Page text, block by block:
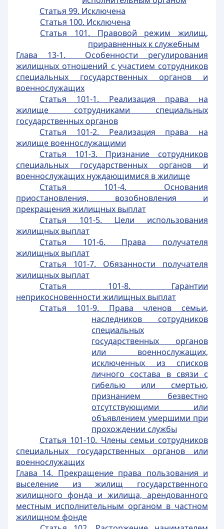
Статья 99. Исключена
Статья 100. Исключена
Статья 101. Правовой режим жилищ,
приравненных к служебным
Глава 13-1. Особенности регулирования
жилищных отношений с участием сотрудников
специальных государственных органов и
военнослужащих
Статья 101-1. Реализация права на
жилище сотрудниками специальных
государственных органов
Статья 101-2. Реализация права на
жилище военнослужащими
Статья 101-3. Признание сотрудников
специальных государственных органов и
военнослужащих нуждающимися в жилище
Статья 101-4. Основания
приостановления, возобновления и
прекращения жилищных выплат
Статья 101-5. Цели использования
жилищных выплат
Статья 101-6. Права получателя
жилищных выплат
Статья 101-7. Обязанности получателя
жилищных выплат
Статья 101-8. Гарантии
неприкосновенности жилищных выплат
Статья 101-9. Права членов семьи,
наследников сотрудников
специальных
государственных органов
или военнослужащих,
исключенных из списков
личного состава в связи с
гибелью или смертью,
признанием безвестно
отсутствующими или
объявлением умершими при
прохождении службы
Статья 101-10. Члены семьи сотрудников
специальных государственных органов или
военнослужащих
Глава 14. Прекращение права пользования и
выселение из жилищ государственного
жилищного фонда и жилища, арендованного
местным исполнительным органом в частном
жилищном фонде